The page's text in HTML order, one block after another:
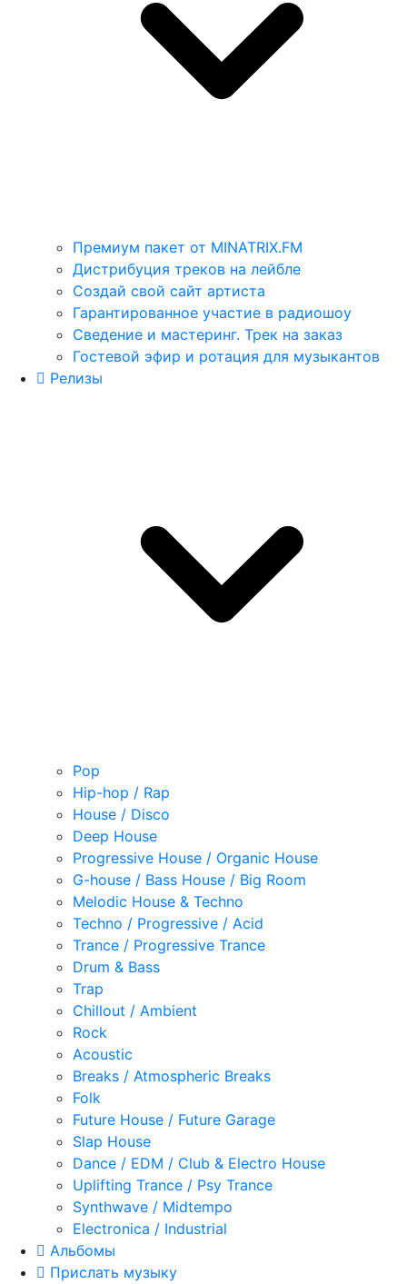
Премиум пакет от MINATRIX.FM
Дистрибуция треков на лейбле
Создай свой сайт артиста
Гарантированное участие в радиошоу
Сведение и мастеринг. Трек на заказ
Гостевой эфир и ротация для музыкантов
Релизы
Pop
Hip-hop / Rap
House / Disco
Deep House
Progressive House / Organic House
G-house / Bass House / Big Room
Melodic House & Techno
Techno / Progressive / Acid
Trance / Progressive Trance
Drum & Bass
Trap
Chillout / Ambient
Rock
Acoustic
Breaks / Atmospheric Breaks
Folk
Future House / Future Garage
Slap House
Dance / EDM / Club & Electro House
Uplifting Trance / Psy Trance
Synthwave / Midtempo
Electronica / Industrial
Альбомы
Прислать музыку